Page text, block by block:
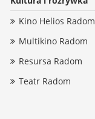
Kino Helios Radom
Multikino Radom
Resursa Radom
Teatr Radom